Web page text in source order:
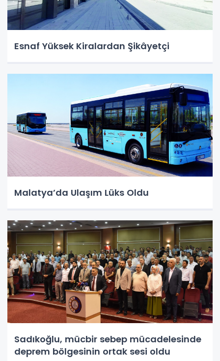
Esnaf Yüksek Kiralardan Şikâyetçi
Malatya’da Ulaşım Lüks Oldu
Sadıkoğlu, mücbir sebep mücadelesinde
deprem bölgesinin ortak sesi oldu